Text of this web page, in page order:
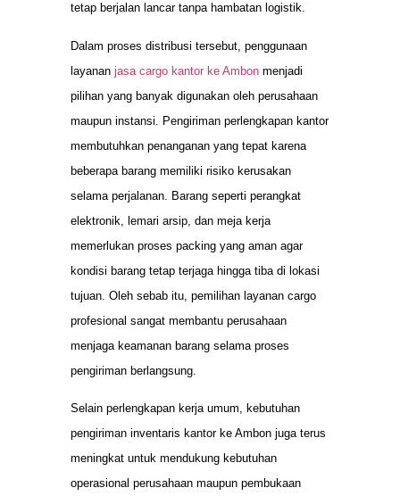
tetap berjalan lancar tanpa hambatan logistik.
Dalam proses distribusi tersebut, penggunaan
layanan jasa cargo kantor ke Ambon menjadi
pilihan yang banyak digunakan oleh perusahaan
maupun instansi. Pengiriman perlengkapan kantor
membutuhkan penanganan yang tepat karena
beberapa barang memiliki risiko kerusakan
selama perjalanan. Barang seperti perangkat
elektronik, lemari arsip, dan meja kerja
memerlukan proses packing yang aman agar
kondisi barang tetap terjaga hingga tiba di lokasi
tujuan. Oleh sebab itu, pemilihan layanan cargo
profesional sangat membantu perusahaan
menjaga keamanan barang selama proses
pengiriman berlangsung.
Selain perlengkapan kerja umum, kebutuhan
pengiriman inventaris kantor ke Ambon juga terus
meningkat untuk mendukung kebutuhan
operasional perusahaan maupun pembukaan